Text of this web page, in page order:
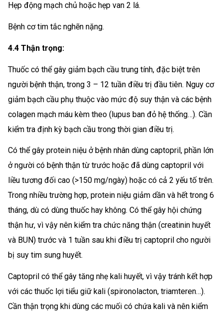
Hẹp động mạch chủ hoặc hẹp van 2 lá.
Bệnh cơ tim tắc nghẽn nặng.
4.4 Thận trọng:
Thuốc có thể gây giảm bạch cầu trung tính, đặc biệt trên
người bệnh thận, trong 3 – 12 tuần điều trị đầu tiên. Nguy cơ
giảm bạch cầu phụ thuộc vào mức độ suy thận và các bệnh
colagen mạch máu kèm theo (lupus ban đỏ hệ thống…). Cần
kiểm tra định kỳ bạch cầu trong thời gian điều trị.
Có thể gây protein niệu ở bệnh nhân dùng captopril, phần lớn
ở người có bệnh thận từ trước hoặc đã dùng captopril với
liều tương đối cao (>150 mg/ngày) hoặc có cả 2 yếu tố trên.
Trong nhiều trường hợp, protein niệu giảm dần và hết trong 6
tháng, dù có dùng thuốc hay không. Có thể gây hội chứng
thận hư, vì vậy nên kiểm tra chức năng thận (creatinin huyết
và BUN) trước và 1 tuần sau khi điều trị captopril cho người
bị suy tim sung huyết.
Captopril có thể gây tăng nhẹ kali huyết, vì vậy tránh kết hợp
với các thuốc lợi tiểu giữ kali (spironolacton, triamteren…).
Cần thận trọng khi dùng các muối có chứa kali và nên kiểm